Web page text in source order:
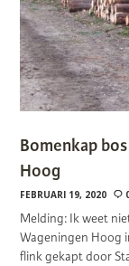
Bomenkap
Hoog
FEBRUARI 19, 2020
Melding: Ik weet
Wageningen Hoog
flink gekapt door